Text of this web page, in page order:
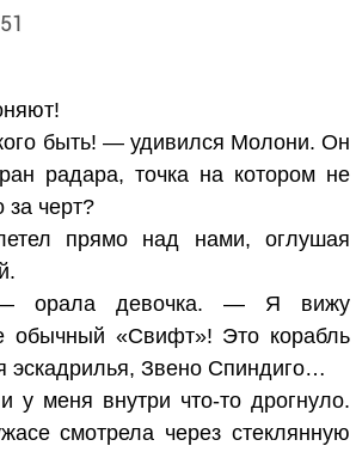
51
быть! — удивился Молони. Он
радара, точка на котором не
черт?
прямо над нами, оглушая
орала девочка. — Я вижу
обычный «Свифт»! Это корабль
эскадрилья, Звено Спиндиго…
у меня внутри что-то дрогнуло.
смотрела через стеклянную